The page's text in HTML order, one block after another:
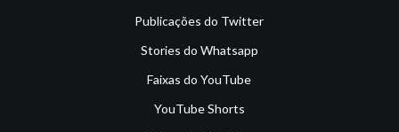
Publicações do Twitter
Stories do Whatsapp
Faixas do YouTube
YouTube Shorts